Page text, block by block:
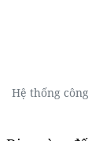
Hệ thống